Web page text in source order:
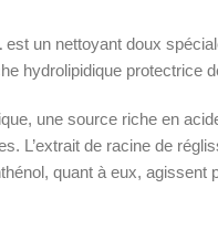
est un nettoyant doux
hydrolipidique protectrice
une source riche en
L’extrait de racine de
quant à eux,